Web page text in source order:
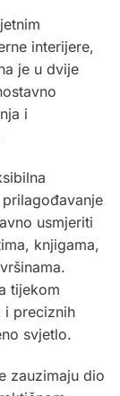
interijere,
je u dvije
i
usmjeriti
knjigama,
tijekom
i preciznih
svjetlo.
zauzimaju dio